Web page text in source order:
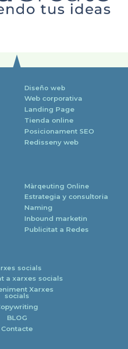
Diseño web
Web corporativa
Landing Page
Tienda online
Posicionament SEO
Redisseny web
Màrqeuting Online
Estrategia y consultoria
Naming
Inbound marketin
Publicitat a Redes
socials
a xarxes socials
Xarxes
socials
BLOG
Contacte